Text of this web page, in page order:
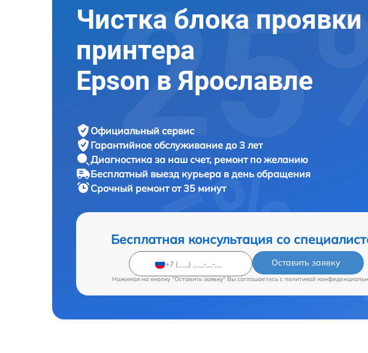
Чистка блока проявки
принтера
Epson в Ярославле
Официальный сервис
Гарантийное обслуживание до 3 лет
Диагностика за наш счет, ремонт по желанию
Бесплатный выезд курьера в день обращения
Срочный ремонтот 35 минут
Бесплатная консультация со
Оставить заявку
Нажимая на кнопку "Оставить заявку" Вы соглашаетесь c политикой